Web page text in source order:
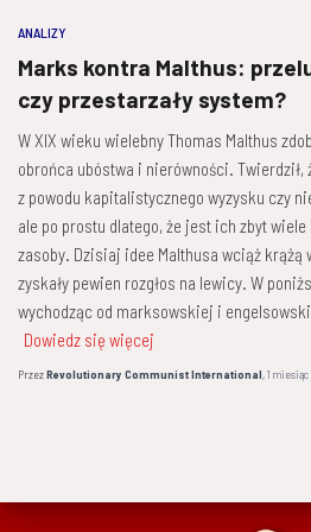
ANALIZY
Marks kontra Malthus:
czy przestarzały system?
W XIX wieku wielebny Thomas Malthus
obrońca ubóstwa i nierówności.
z powodu kapitalistycznego wyzysku czy
ale po prostu dlatego, że jest ich zbyt
zasoby. Dzisiaj idee Malthusa wciąż krążą
zyskały pewien rozgłos na lewicy. W
wychodząc od marksowskiej i
Dowiedz się więcej
PrzezRevolutionary Communist International,1 miesiąc